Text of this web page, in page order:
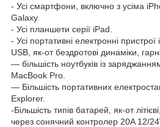
- Усі смартфони, включно з усіма
Galaxy.
- Усі планшети серії iPad.
- Усі портативні електронні
USB, як-от бездротові динаміки,
— більшість ноутбуків із
MacBook Pro.
— Більшість портативних
Explorer.
-Більшість типів батарей, як-от
через сонячний контролер 20A 12/